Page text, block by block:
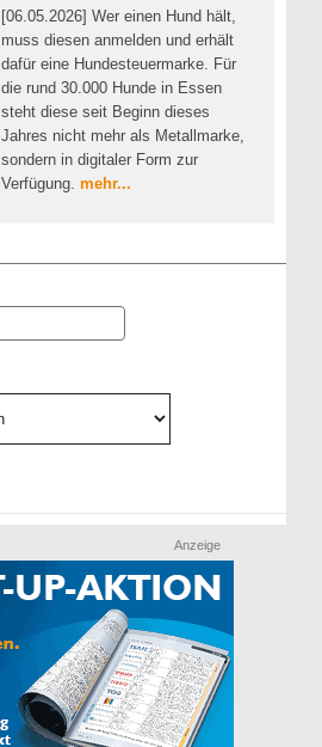
[06.05.2026] Wer einen Hund hält,
muss diesen anmelden und erhält
dafür eine Hundesteuermarke. Für
die rund 30.000 Hunde in Essen
steht diese seit Beginn dieses
Jahres nicht mehr als Metallmarke,
sondern in digitaler Form zur
Verfügung. mehr...
Anzeige